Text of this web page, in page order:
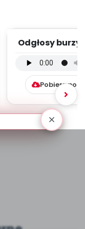
Odgłosy burzy
Pobierz